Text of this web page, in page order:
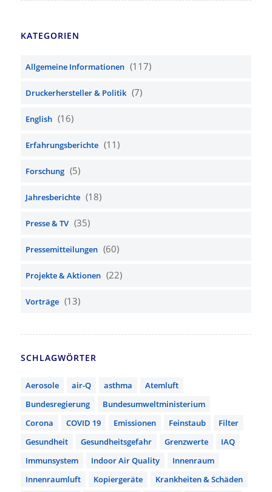
KATEGORIEN
Allgemeine Informationen (117)
Druckerhersteller & Politik (7)
English (16)
Erfahrungsberichte (11)
Forschung (5)
Jahresberichte (18)
Presse & TV (35)
Pressemitteilungen (60)
Projekte & Aktionen (22)
Vorträge (13)
SCHLAGWÖRTER
Aerosole air-Q asthma
Atemluft
Bundesregierung
Bundesumweltministerium
Corona
COVID 19 Emissionen Feinstaub
Filter
Gesundheit
Gesundheitsgefahr Grenzwerte
IAQ
Immunsystem
Indoor Air Quality
Innenraum
Innenraumluft
Kopiergeräte
Krankheiten & Schäden